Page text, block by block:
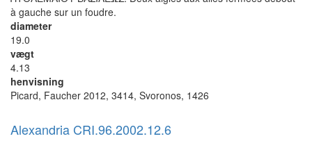
à gauche sur un foudre.
diameter
19.0
vægt
4.13
henvisning
Picard, Faucher 2012, 3414, Svoronos, 1426
Alexandria CRI.96.2002.12.6